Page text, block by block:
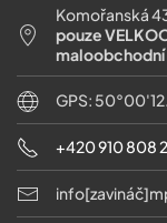
Komořanská
pouze
GPS:
+420 910 808